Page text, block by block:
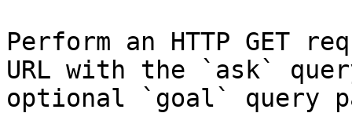
Perform an HTTP GET
URL with the `ask`
optional `goal` query